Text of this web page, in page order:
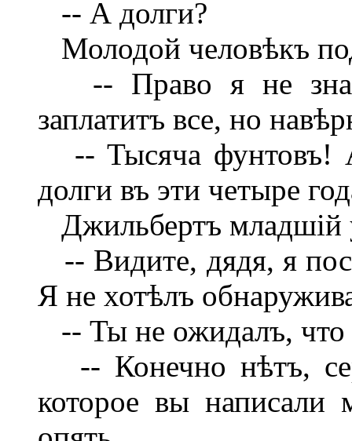
-- А долги?
Молодой человѣкъ
-- Право я не
заплатитъ все, но
-- Тысяча фунтовъ!
долги въ эти четыре
Джильбертъ младшій
-- Видите, дядя, я
Я не хотѣлъ
-- Ты не ожидалъ, что
-- Конечно нѣтъ,
которое вы написали